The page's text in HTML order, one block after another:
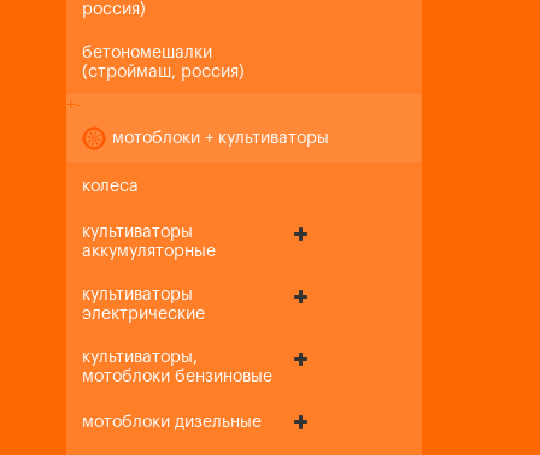
россия)
бетономешалки
(строймаш, россия)
+-
мотоблоки + культиваторы
колеса
культиваторы
аккумуляторные
культиваторы
электрические
культиваторы,
мотоблоки бензиновые
мотоблоки дизельные